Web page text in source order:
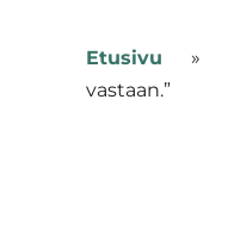
and
Etusivu »
vastaan.”